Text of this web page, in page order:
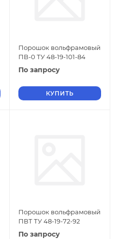
Порошок вольфрамовый
ПВ-0 ТУ 48-19-101-84
По запросу
КУПИТЬ
Порошок вольфрамовый
ПВТ ТУ 48-19-72-92
По запросу